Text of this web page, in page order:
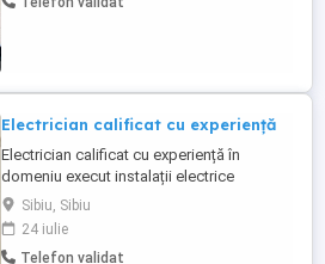
Electrician calificat cu experiență
Electrician calificat cu experiență în
domeniu execut instalații electrice
interioare și exterioare, sisteme de
supraveghere și automatizări electrice.
Sibiu, Sibiu
24 iulie
Telefon validat